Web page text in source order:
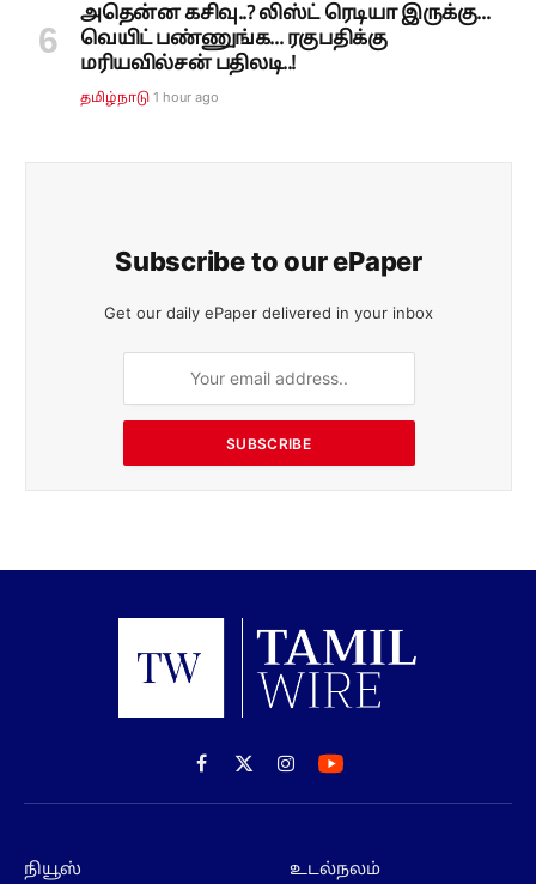
அதென்ன கசிவு..? லிஸ்ட் ரெடியா இருக்கு...
வெயிட் பண்ணுங்க... ரகுபதிக்கு
மரியவில்சன் பதிலடி..!
தமிழ்நாடு 1 hour ago
Subscribe to our ePaper
Get our daily ePaper delivered in your inbox
SUBSCRIBE
Facebook
X
(Twitter)
Instagram
நியூஸ் உடல்நலம்